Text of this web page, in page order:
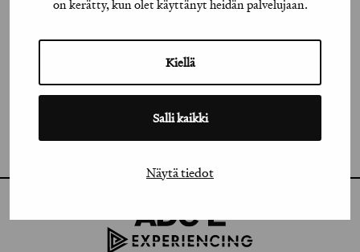
on kerätty, kun olet käyttänyt heidän palvelujaan.
Kiellä
Salli kaikki
Näytä tiedot
INSTAGRAM
VIMEO